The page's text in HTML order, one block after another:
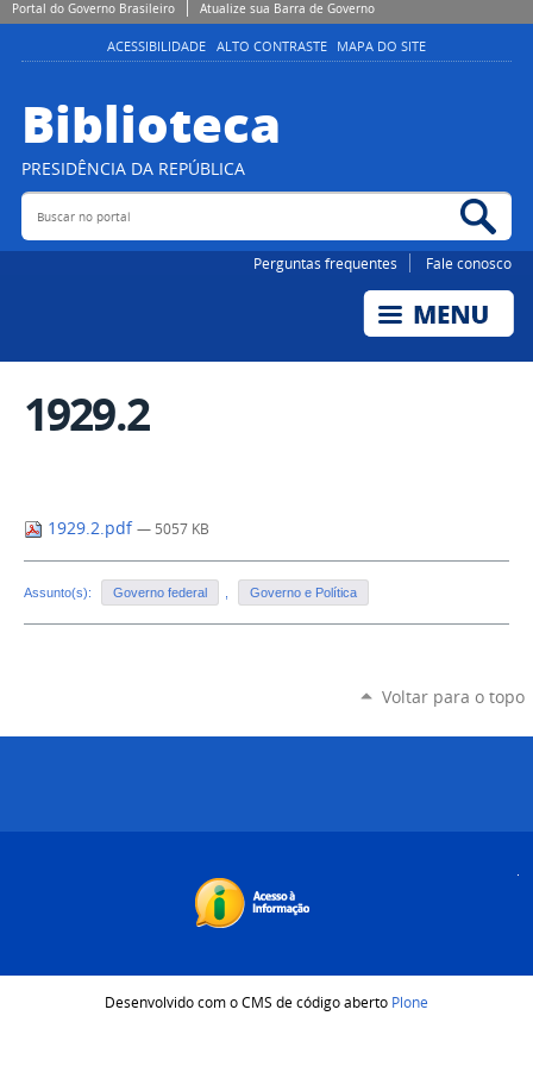
Portal do Governo Brasileiro Atualize sua Barra de Governo
ACESSIBILIDADE ALTO CONTRASTE MAPA DO SITE
Biblioteca
PRESIDÊNCIA DA REPÚBLICA
Buscar no portal
Perguntas frequentes Fale conosco
1929.2
1929.2.pdf — 5057 KB
Assunto(s): Governo federal Governo e Política
Voltar para o topo
Desenvolvido com o CMS de código aberto Plone